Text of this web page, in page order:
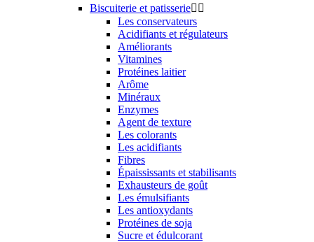
Biscuiterie et patisserie 
Les conservateurs
Acidifiants et régulateurs
Améliorants
Vitamines
Protéines laitier
Arôme
Minéraux
Enzymes
Agent de texture
Les colorants
Les acidifiants
Fibres
Épaississants et stabilisants
Exhausteurs de goût
Les émulsifiants
Les antioxydants
Protéines de soja
Sucre et édulcorant